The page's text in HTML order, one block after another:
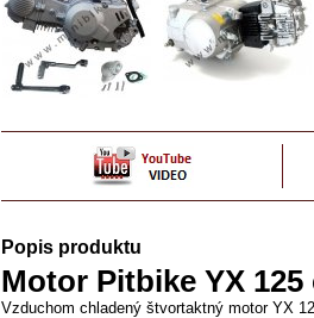
Popis produktu
Motor Pitbike YX 125
Vzduchom chladený štvortaktný motor YX